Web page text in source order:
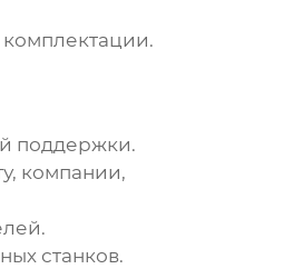
поддержки.
, компании,
станков.